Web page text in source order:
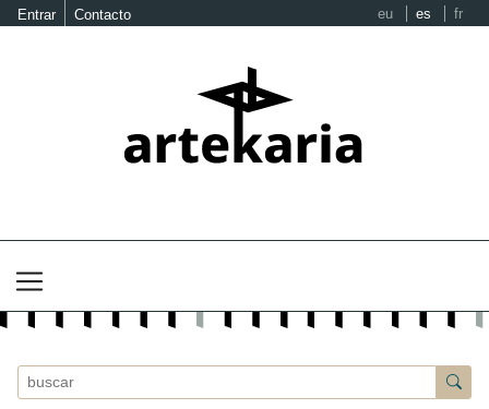
Entrar Contacto eu es fr